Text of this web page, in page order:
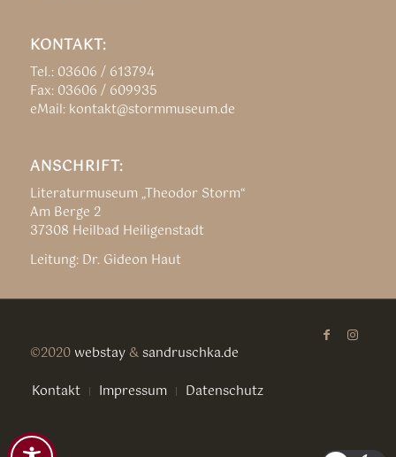
KONTAKT:
Tel.: 03606 / 613794
Fax: 03606 / 609935
eMail: kontakt@stormmuseum.de
ANSCHRIFT:
Literaturmuseum „Theodor Storm“
Am Berge 2
37308 Heilbad Heiligenstadt
Leitung: Dr. Gideon Haut
©2020 webstay&sandruschka.de
Kontakt
Impressum Datenschutz